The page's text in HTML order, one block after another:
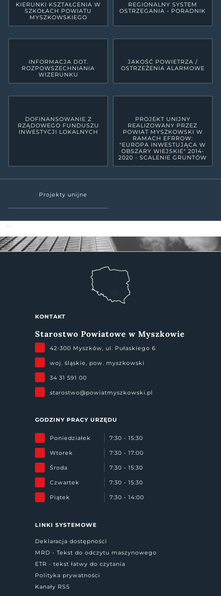
KIERUNKI KSZTAŁCENIA W
SZKOŁACH POWIATU
MYSZKOWSKIEGO
REGIONALNY SYSTEM
OSTRZEGANIA - PORADNIK
INFORMACJA DOT.
ROZPOWSZECHNIANIA
WIZERUNKU
JAKOŚĆ POWIETRZA /
OSTRZEŻENIA ALARMOWE
DOFINANSOWANIE Z
RZĄDOWEGO FUNDUSZU
INWESTYCJI LOKALNYCH
PROJEKT UNIJNY
REALIZOWANY PRZEZ
POWIAT MYSZKOWSKI W
RAMACH EFRROW:
"EUROPA INWESTUJĄCA W
OBSZARY WIEJSKIE" 2014-
2020 - SCALENIE GRUNTÓW
Projekty unijne
KONTAKT
Starostwo Powiatowe w Myszkowie
42-300 Myszków, ul. Pułaskiego 6
woj. śląskie, pow. myszkowski
34 31 591 00
starostwo@powiatmyszkowski.pl
GODZINY PRACY URZĘDU
Poniedziałek 7:30 - 15:30
Wtorek 7:30 - 17:00
Środa 7:30 - 15:30
Czwartek 7:30 - 15:30
Piątek 7:30 - 14:00
LINKI SYSTEMOWE
Deklaracja dostępności
MRD - Tekst do odczytu maszynowego
ETR - tekst łatwy do czytania
Polityka prywatności
Kanały RSS